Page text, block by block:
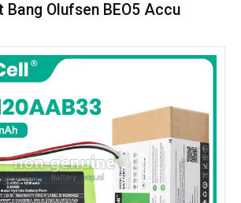
Bang Olufsen BEO5 Accu